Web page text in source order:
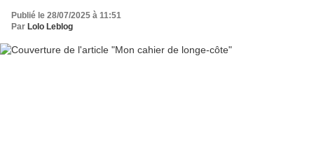
Publié le 28/07/2025 à 11:51
Par Lolo Leblog